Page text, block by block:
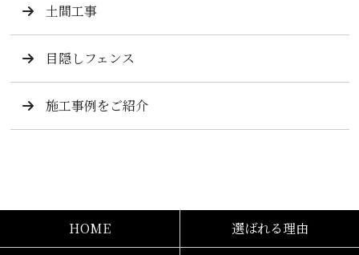
土間工事
目隠しフェンス
施工事例をご紹介
HOME 選ばれる理由